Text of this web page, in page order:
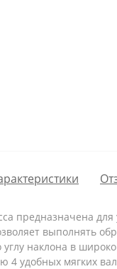
предназначена
выполнять
углу наклона в
4 удобных мягких